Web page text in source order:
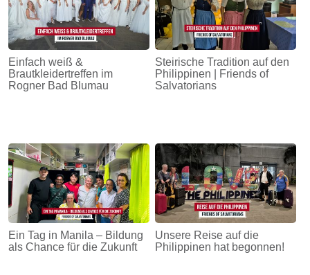
Einfach weiß &
Brautkleidertreffen im
Rogner Bad Blumau
Steirische Tradition auf den
Philippinen | Friends of
Salvatorians
Ein Tag in Manila – Bildung
als Chance für die Zukunft
Unsere Reise auf die
Philippinen hat begonnen!